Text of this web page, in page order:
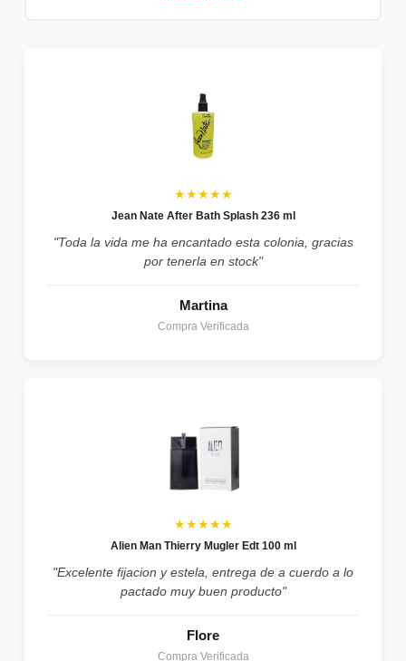
★★★★★
Jean Nate After Bath Splash 236 ml
"Toda la vida me ha encantado esta colonia, gracias
por tenerla en stock"
Martina
Compra Verificada
★★★★★
Alien Man Thierry Mugler Edt 100 ml
"Excelente fijacion y estela, entrega de a cuerdo a lo
pactado muy buen producto"
Flore
Compra Verificada